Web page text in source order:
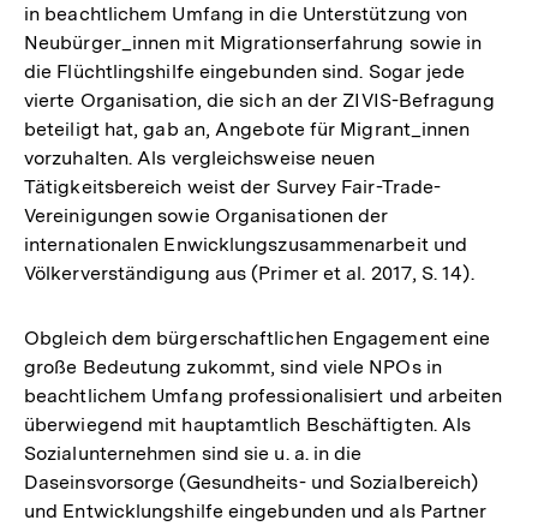
in beachtlichem Umfang in die Unterstützung von
Neubürger_innen mit Migrationserfahrung sowie in
die Flüchtlingshilfe eingebunden sind. Sogar jede
vierte Organisation, die sich an der ZIVIS-Befragung
beteiligt hat, gab an, Angebote für Migrant_innen
vorzuhalten. Als vergleichsweise neuen
Tätigkeitsbereich weist der Survey Fair-Trade-
Vereinigungen sowie Organisationen der
internationalen Enwicklungszusammenarbeit und
Völkerverständigung aus (Primer et al. 2017, S. 14).
Obgleich dem bürgerschaftlichen Engagement eine
große Bedeutung zukommt, sind viele NPOs in
beachtlichem Umfang professionalisiert und arbeiten
überwiegend mit hauptamtlich Beschäftigten. Als
Sozialunternehmen sind sie u. a. in die
Daseinsvorsorge (Gesundheits- und Sozialbereich)
und Entwicklungshilfe eingebunden und als Partner